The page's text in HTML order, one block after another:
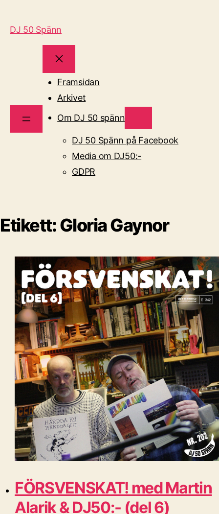
DJ 50 Spänn
Framsidan
Arkivet
Om DJ 50 spänn
DJ 50 Spänn på Facebook
Media om DJ50:-
GDPR
Etikett:Gloria Gaynor
FÖRSVENSKAT! med Martin
Alarik & DJ50:- (del 6)